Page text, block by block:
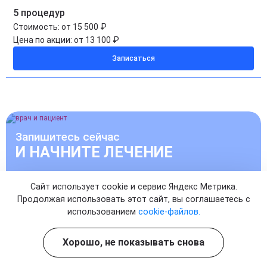
5 процедур
Стоимость: от 15 500 ₽
Цена по акции: от 13 100 ₽
Записаться
Запишитесь сейчас
И НАЧНИТЕ ЛЕЧЕНИЕ
УЖЕ СЕГОДНЯ
Записаться на прием к врачу
Сайт использует cookie и сервис Яндекс Метрика.
Продолжая использовать этот сайт, вы соглашаетесь с
использованием cookie-файлов.
Хорошо, не показывать снова